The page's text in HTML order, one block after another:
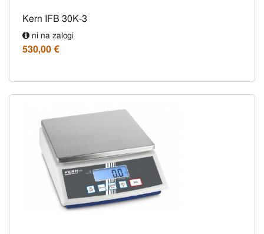
Kern IFB 30K-3
ni na zalogi
530,00 €